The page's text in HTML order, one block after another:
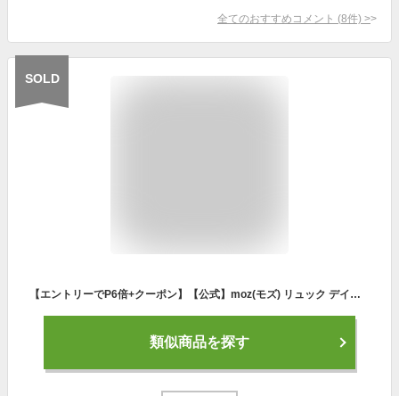
全てのおすすめコメント (8件) >
SOLD
【エントリーでP6倍+クーポン】【公式】moz(モズ) リュック デイパック ZZCI-03A リュックサック バックパック レディース メンズ モズリュック かわいい ブランド ナイロン 軽量 軽い A4 おしゃれ 女性 通勤 通学 マザーズリュック マザーズバッグ 大容量 女子
類似商品を探す